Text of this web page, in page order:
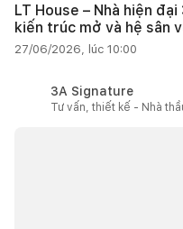
LT House – Nhà hiện
kiến trúc mở và hệ sân
27/06/2026, lúc 10:00
3A Signature
Tư vấn, thiết kế - Nhà